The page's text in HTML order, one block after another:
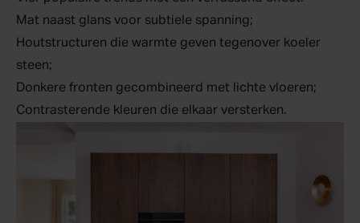
Mat naast glans voor subtiele spanning;
Houtstructuren die warmte geven tegenover koeler
steen;
Donkere fronten gecombineerd met lichte vloeren;
Contrasterende kleuren die elkaar versterken.